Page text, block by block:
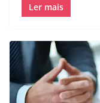
Ler mais